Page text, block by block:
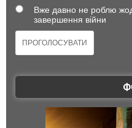
Вже давно не роблю
завершення війни